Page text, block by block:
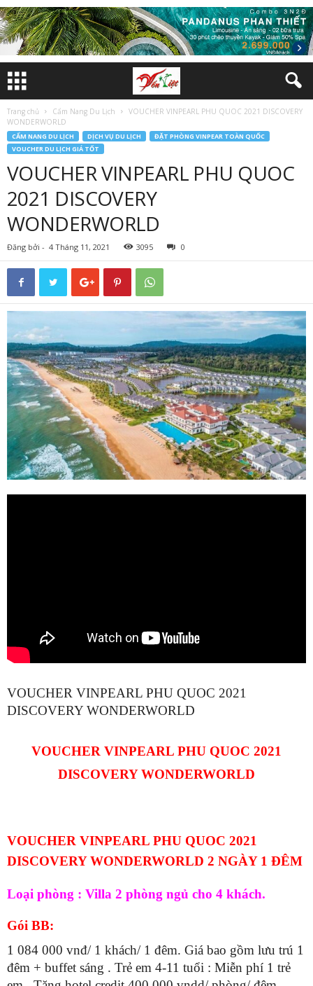
Trang chủ Cẩm Nang Du Lịch
VOUCHER VINPEARL PHU QUOC 2021 DISCOVERY
WONDERWORLD
CẨM NANG DU LỊCH DỊCH VỤ DU LỊCH
ĐẶT PHÒNG VINPEAR TOÀN QUỐC
VOUCHER DU LỊCH GIÁ TỐT
VOUCHER VINPEARL PHU QUOC
2021 DISCOVERY
WONDERWORLD
Đăng bởi - 4 Tháng 11, 2021 3095 0
VOUCHER VINPEARL PHU QUOC 2021
DISCOVERY WONDERWORLD
VOUCHER VINPEARL PHU QUOC 2021
DISCOVERY WONDERWORLD
VOUCHER VINPEARL PHU QUOC 2021
DISCOVERY WONDERWORLD 2 NGÀY 1 ĐÊM
Loại phòng : Villa 2 phòng ngủ cho 4 khách.
Gói BB:
1 084 000 vnđ/ 1 khách/ 1 đêm. Giá bao gồm lưu trú 1
đêm + buffet sáng . Trẻ em 4-11 tuổi : Miễn phí 1 trẻ